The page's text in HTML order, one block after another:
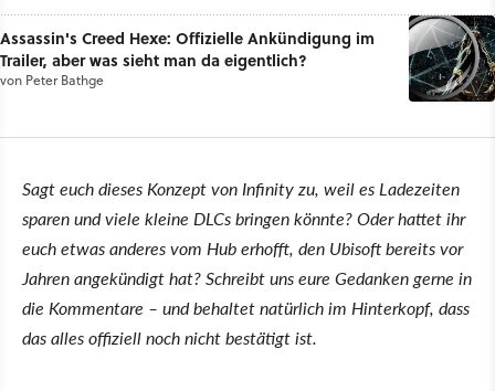
Assassin's Creed Hexe: Offizielle Ankündigung im
Trailer, aber was sieht man da eigentlich?
von Peter Bathge
Sagt euch dieses Konzept von Infinity zu, weil es Ladezeiten
sparen und viele kleine DLCs bringen könnte? Oder hattet ihr
euch etwas anderes vom Hub erhofft, den Ubisoft bereits vor
Jahren angekündigt hat? Schreibt uns eure Gedanken gerne in
die Kommentare – und behaltet natürlich im Hinterkopf, dass
das alles offiziell noch nicht bestätigt ist.